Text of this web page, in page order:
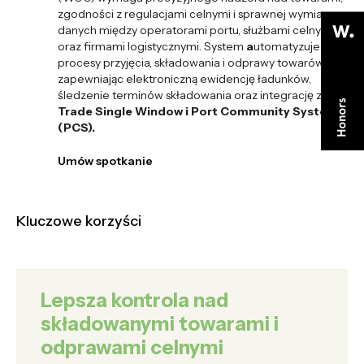
zgodności z regulacjami celnymi i sprawnej wymiany
danych między operatorami portu, służbami celnymi
oraz firmami logistycznymi. System automatyzuje
procesy przyjęcia, składowania i odprawy towarów
zapewniając elektroniczną ewidencję ładunków,
śledzenie terminów składowania oraz integrację z
Trade Single Window i Port Community System
(PCS).
Umów spotkanie
Kluczowe korzyści
Lepsza kontrola nad
składowanymi towarami i
odprawami celnymi